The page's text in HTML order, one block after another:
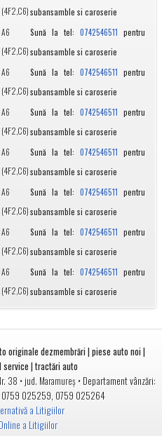
(4F2,C6)subansamble si caroserie
A6
(4F2,C6)
Sună la tel: 0742546511 pentru
subansamble si caroserie
A6
(4F2,C6)
Sună la tel: 0742546511 pentru
subansamble si caroserie
A6
(4F2,C6)
Sună la tel: 0742546511 pentru
subansamble si caroserie
A6
(4F2,C6)
Sună la tel: 0742546511 pentru
subansamble si caroserie
A6
(4F2,C6)
Sună la tel: 0742546511 pentru
subansamble si caroserie
A6
(4F2,C6)
Sună la tel: 0742546511 pentru
subansamble si caroserie
A6
(4F2,C6)
Sună la tel: 0742546511 pentru
subansamble si caroserie
originale dezmembrări | piese auto noi |
| tractări auto
38 • jud. Maramureș • Departament vânzări:
0759 025259, 0759 025264
a Litigiilor
a Litigiilor